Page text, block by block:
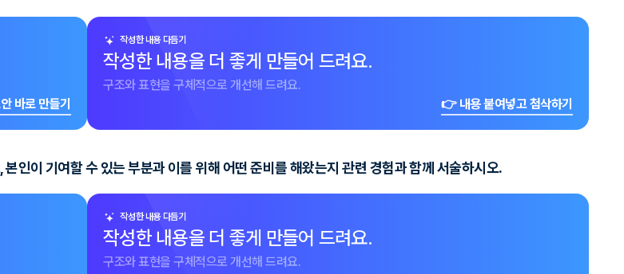
바로 만들기
작성한 내용 다듬기
작성한 내용을 더 좋게 만들어 드려요.
구조와 표현을 구체적으로 개선해 드려요.
👉 내용 붙여넣고 첨삭하기
인이 기여할 수 있는 부분과 이를 위해 어떤 준비를 해왔는지 관련 경험과 함께 서술하시오.
작성한 내용 다듬기
작성한 내용을 더 좋게 만들어 드려요.
구조와 표현을 구체적으로 개선해 드려요.